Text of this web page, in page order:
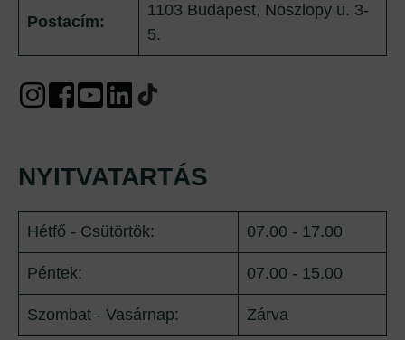
Postacím:
1103 Budapest, Noszlopy u. 3-
5.
NYITVATARTÁS
Hétfő - Csütörtök: 07.00 - 17.00
Péntek: 07.00 - 15.00
Szombat - Vasárnap: Zárva